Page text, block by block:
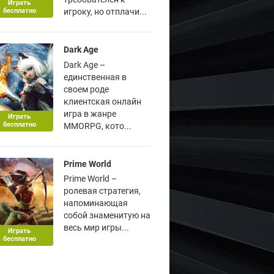
Играть
бесплатно
игроку, но отплачи...
Играть
бесплатно
Dark Age
Dark Age –
единственная в
своем роде
клиентская онлайн
игра в жанре
MMORPG, кото...
Играть
бесплатно
Prime World
Prime World –
ролевая стратегия,
напоминающая
собой знаменитую на
весь мир игры...